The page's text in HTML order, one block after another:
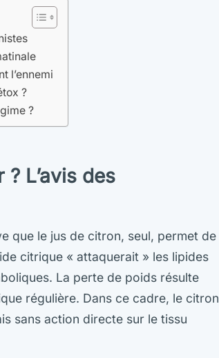
l’ennemi
?
?
L’avis des
que le jus de citron, seul, permet de
citrique « attaquerait » les lipides
La perte de poids résulte
régulière. Dans ce cadre, le citron
sans action directe sur le tissu